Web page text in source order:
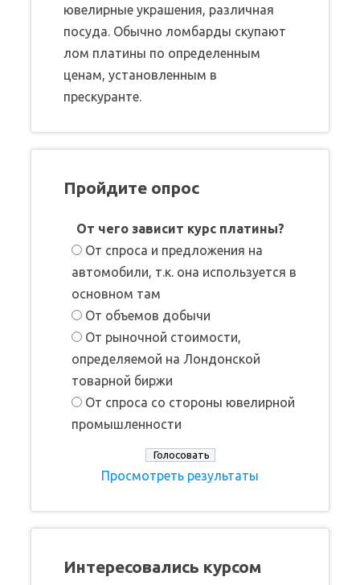
ювелирные украшения, различная
посуда. Обычно ломбарды скупают
лом платины по определенным
ценам, установленным в
прескуранте.
Пройдите опрос
От чего зависит курс платины?
От спроса и предложения на
автомобили, т.к. она используется в
основном там
От объемов добычи
От рыночной стоимости,
определяемой на Лондонской
товарной биржи
От спроса со стороны ювелирной
промышленности
Просмотреть результаты
Интересовались курсом